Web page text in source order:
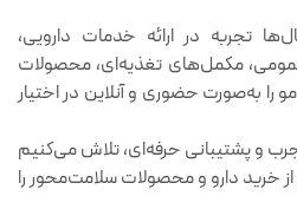
تجربه در ارائه خدمات دارویی،
مکمل‌های تغذیه‌ای، محصولات
را به‌صورت حضوری و آنلاین در اختیار
و پشتیبانی حرفه‌ای، تلاش می‌کنیم
خرید دارو و محصولات سلامت‌محور را